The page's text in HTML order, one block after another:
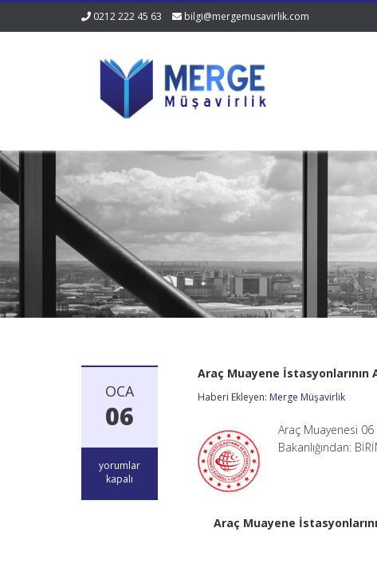
0212 222 45 63 bilgi@mergemusavirlik.com
OCA
06
Araç
Muayene
yorumlar
kapalı
Araç Muayene İstasyonlarının
Haberi Ekleyen: Merge Müşavirlik
Araç Muayenesi 06
Bakanlığından:
Araç Muayene